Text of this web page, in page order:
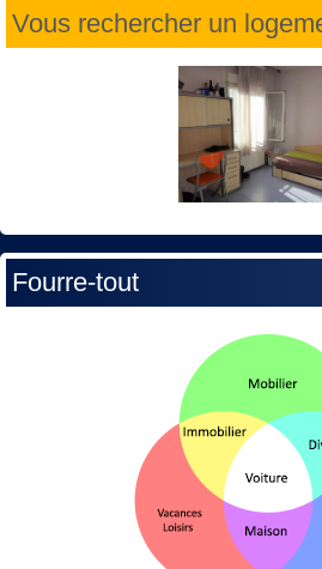
Vous rechercher un
Fourre-tout